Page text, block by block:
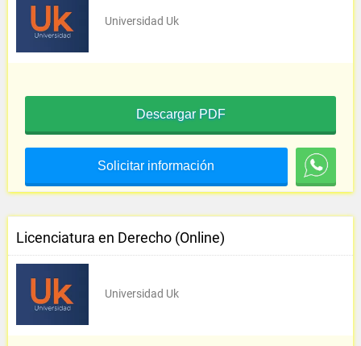
Universidad Uk
Descargar PDF
Solicitar información
Licenciatura en Derecho (Online)
Universidad Uk